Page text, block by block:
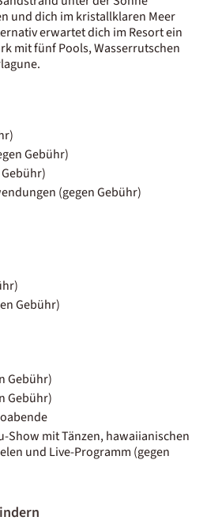
und dich im kristallklaren Meer
erwartet dich im Resort ein
mit fünf Pools, Wasserrutschen
Gebühr)
(gegen Gebühr)
Gebühr)
Gebühr)
Gebühr)
Show mit Tänzen, hawaiianischen
und Live-Programm (gegen